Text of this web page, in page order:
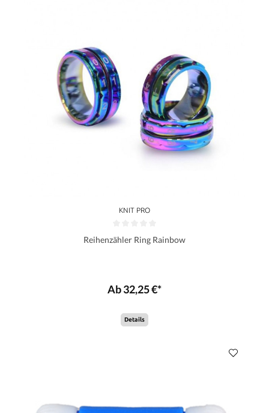
KNIT PRO
Reihenzähler Ring Rainbow
Ab 32,25 €*
Details